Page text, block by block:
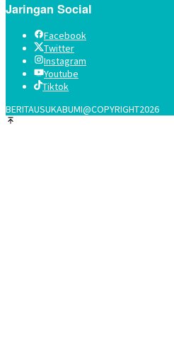
Jaringan Social
Facebook
Twitter
Instagram
Youtube
Tiktok
BERITAUSUKABUMI@COPYRIGHT2026